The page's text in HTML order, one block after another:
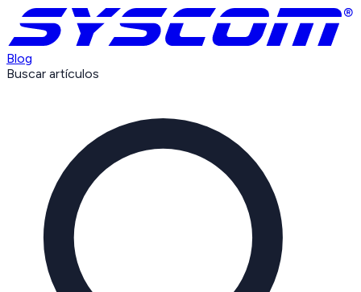
Blog
Buscar artículos